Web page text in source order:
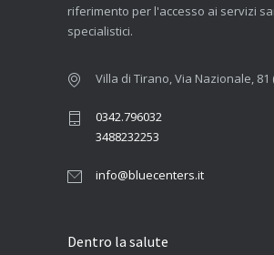
riferimento per l'accesso ai servizi
specialistici.
Villa di Tirano, Via Nazionale, 81
0342.796032
3488232253
info@bluecenters.it
Dentro la salute